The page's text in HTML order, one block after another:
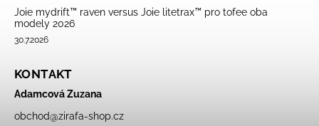
Joie mydrift™ raven versus Joie litetrax™ pro tofee oba
modely 2026
30.7.2026
KONTAKT
Adamcová Zuzana
obchod@zirafa-shop.cz